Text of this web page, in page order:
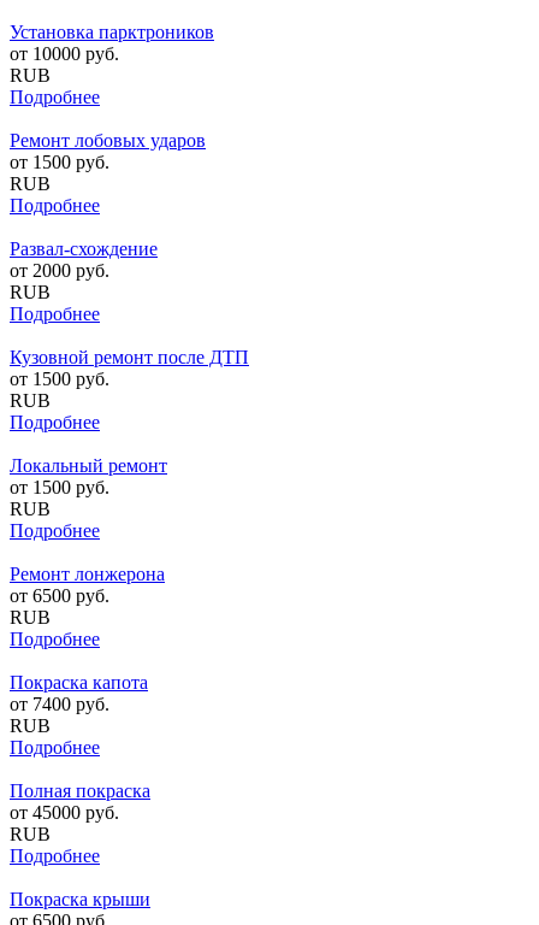
Установка парктроников
от 10000 руб.
RUB
Подробнее
Ремонт лобовых ударов
от 1500 руб.
RUB
Подробнее
Развал-схождение
от 2000 руб.
RUB
Подробнее
Кузовной ремонт после ДТП
от 1500 руб.
RUB
Подробнее
Локальный ремонт
от 1500 руб.
RUB
Подробнее
Ремонт лонжерона
от 6500 руб.
RUB
Подробнее
Покраска капота
от 7400 руб.
RUB
Подробнее
Полная покраска
от 45000 руб.
RUB
Подробнее
Покраска крыши
от 6500 руб.